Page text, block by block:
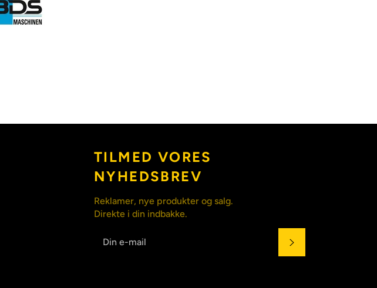
TILMED VORES
NYHEDSBREV
Reklamer, nye produkter og salg.
Direkte i din indbakke.